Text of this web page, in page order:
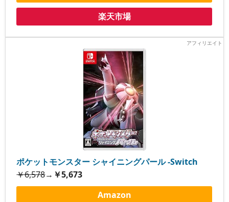
楽天市場
ポケットモンスター シャイニングパール -Switch
￥6,578→ ￥5,673
Amazon